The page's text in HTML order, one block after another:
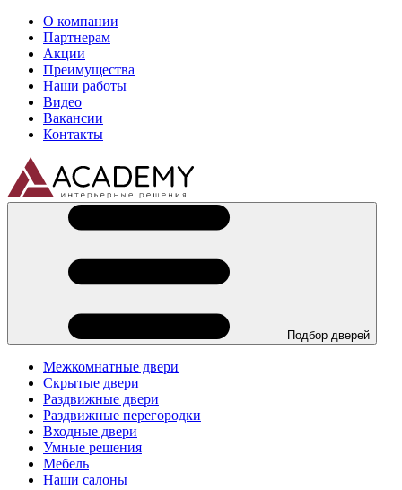
О компании
Партнерам
Акции
Преимущества
Наши работы
Видео
Вакансии
Контакты
Подбор дверей
Межкомнатные двери
Скрытые двери
Раздвижные двери
Раздвижные перегородки
Входные двери
Умные решения
Мебель
Наши салоны